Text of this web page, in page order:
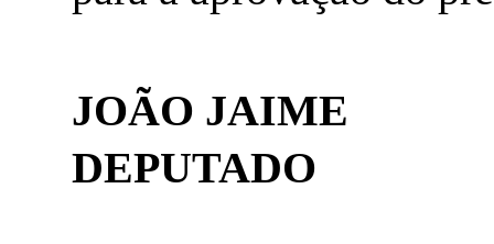
JOÃO JAIME
DEPUTADO